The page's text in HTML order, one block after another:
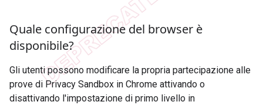
Quale configurazione del browser è
disponibile?
Gli utenti possono modificare la propria partecipazione alle
prove di Privacy Sandbox in Chrome attivando o
disattivando l'impostazione di primo livello in